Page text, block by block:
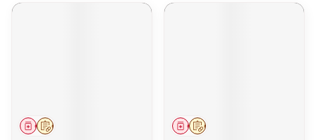
Op voorschrift
Geneesmiddel Op voorschrift
Geneesmiddel